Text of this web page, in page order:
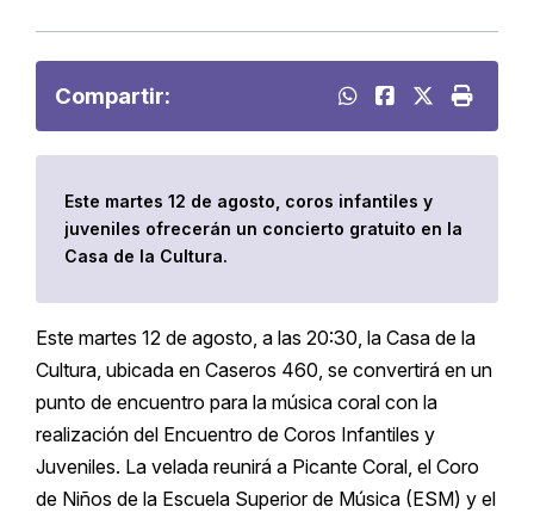
Compartir:
Este martes 12 de agosto, coros infantiles y
juveniles ofrecerán un concierto gratuito en la
Casa de la Cultura.
Este martes 12 de agosto, a las 20:30, la Casa de la
Cultura, ubicada en Caseros 460, se convertirá en un
punto de encuentro para la música coral con la
realización del Encuentro de Coros Infantiles y
Juveniles. La velada reunirá a Picante Coral, el Coro
de Niños de la Escuela Superior de Música (ESM) y el